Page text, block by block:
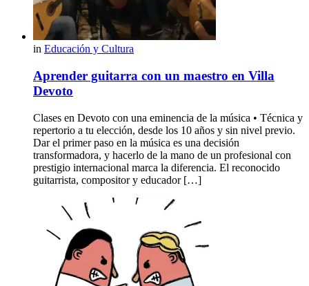
in Educación y Cultura
Aprender guitarra con un maestro en Villa
Devoto
Clases en Devoto con una eminencia de la música • Técnica y
repertorio a tu elección, desde los 10 años y sin nivel previo.
Dar el primer paso en la música es una decisión
transformadora, y hacerlo de la mano de un profesional con
prestigio internacional marca la diferencia. El reconocido
guitarrista, compositor y educador […]